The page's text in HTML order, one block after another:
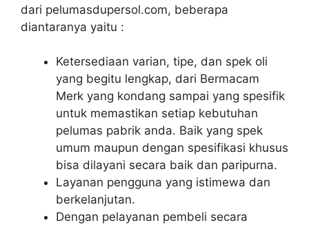
dari pelumasdupersol.com, beberapa
diantaranya yaitu :
Ketersediaan varian, tipe, dan spek oli
yang begitu lengkap, dari Bermacam
Merk yang kondang sampai yang spesifik
untuk memastikan setiap kebutuhan
pelumas pabrik anda. Baik yang spek
umum maupun dengan spesifikasi khusus
bisa dilayani secara baik dan paripurna.
Layanan pengguna yang istimewa dan
berkelanjutan.
Dengan pelayanan pembeli secara